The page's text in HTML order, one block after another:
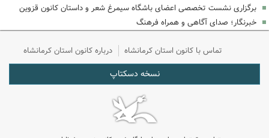
برگزاری نشست تخصصی اعضای باشگاه سیمرغ شعر و داستان کانون قزوین
خبرنگار؛ صدای آگاهی و همراه فرهنگ
تماس با کانون استان کرمانشاه درباره کانون استان کرمانشاه
نسخه دسکتاپ